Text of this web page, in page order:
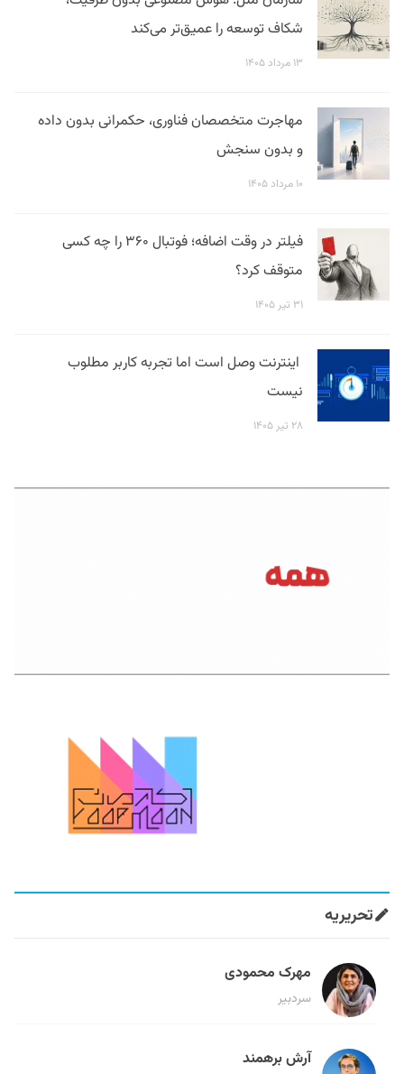
شکاف توسعه را عمیق‌تر می‌کند
۱۳ مرداد ۱۴۰۵
مهاجرت متخصصان فناوری، حکمرانی بدون داده
و بدون سنجش
۱۰ مرداد ۱۴۰۵
فیلتر در وقت اضافه؛ فوتبال ۳۶۰ را چه کسی
متوقف کرد؟
۳۱ تیر ۱۴۰۵
اینترنت وصل است اما تجربه کاربر مطلوب
نیست
۲۸ تیر ۱۴۰۵
تحریریه
مهرک محمودی
سردبیر
آرش برهمند